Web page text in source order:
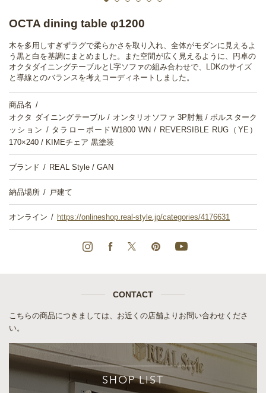
OCTA dining table φ1200
木を多用しすぎずラグで柔らかさを取り入れ、全体がモダンに見えるよ
う黒と白を基調にまとめました。また空間が広く見えるように、円卓の
オクタダイニングテーブルとL字ソファの組み合わせで、LDKのサイズ
と導線とのバランスを考えコーディネートしました。
商品名
オクタ ダイニングテーブル / オンタリオソファ 3P肘無 / ボルスターク
ッション / タラローボードW1800 WN / REVERSIBLE RUG（YE）
170×240 / KIMEチェア 黒塗装
ブランド REAL Style / GAN
納品場所 戸建て
オンライン https://onlineshop.real-style.jp/categories/4176631
CONTACT
こちらの商品につきましては、お近くの店舗よりお問い合わせくださ
い。
SHOP LIST